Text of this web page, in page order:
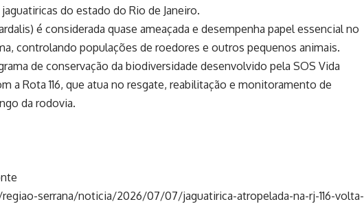
do estado do Rio de Janeiro.
é considerada quase ameaçada e desempenha papel essencial no
controlando populações de roedores e outros pequenos animais.
de conservação da biodiversidade desenvolvido pela SOS Vida
a Rota 116, que atua no resgate, reabilitação e monitoramento de
da rodovia.
serrana/noticia/2026/07/07/jaguatirica-atropelada-na-rj-116-volta-